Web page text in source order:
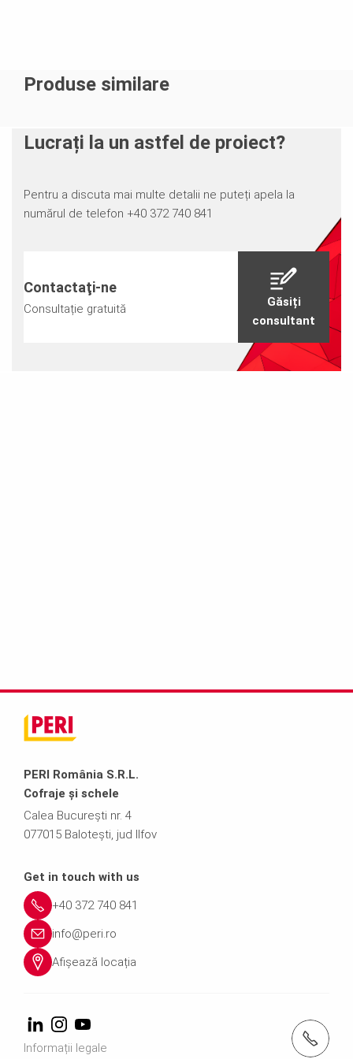
Sistem de schelă ce oferă siguranță la montaj prin
Produse similare
Lucrați la un astfel de proiect?
Pentru a discuta mai multe detalii ne puteți apela la
numărul de telefon +40 372 740 841
Contactaţi-ne
Consultație gratuită
Găsiți
consultant
PERI România S.R.L.
Cofraje și schele
Calea București nr. 4
077015 Balotești, jud Ilfov
Get in touch with us
+40 372 740 841
info@peri.ro
Afișează locația
Informații legale